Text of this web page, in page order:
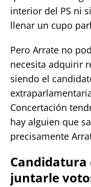
interior del PS ni
llenar un cupo
Pero Arrate no
necesita adquirir
siendo el
Concertación
hay alguien que
precisamente
Candidatura
juntarle